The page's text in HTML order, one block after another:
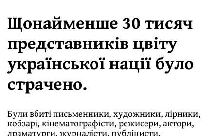
Щонайменше 30 тисяч
представників цвіту
української нації було
страчено.
Були вбиті письменники, художники, лірники,
кобзарі, кінематографісти, режисери, актори,
драматурги, журналісти, публіцисти,